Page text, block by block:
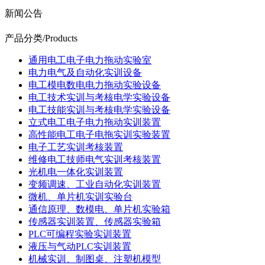
新闻公告
产品分类/Products
通用电工电子电力拖动实验室
电力电气及自动化实训设备
电工模电数电电力拖动实验设备
电工技术实训与考核电学实验设备
电工技能实训与考核电学实验设备
立式电工电子电力拖动实训装置
高性能电工电子电拖实训实验装置
电子工艺实训考核装置
维修电工技师电气实训考核装置
光机电一体化实训装置
变频调速、工业自动化实训装置
微机、单片机实训实验台
通信原理、数模电、单片机实验箱
传感器实训装置、传感器实验箱
PLC可编程实验实训装置
液压与气动PLC实训装置
机械实训、制图桌、注塑机模型